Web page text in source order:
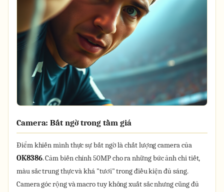
Camera: Bất ngờ trong tầm giá
Điểm khiến mình thực sự bất ngờ là chất lượng camera của
OK8386. Cảm biến chính 50MP cho ra những bức ảnh chi tiết,
màu sắc trung thực và khá "tươi" trong điều kiện đủ sáng.
Camera góc rộng và macro tuy không xuất sắc nhưng cũng đủ